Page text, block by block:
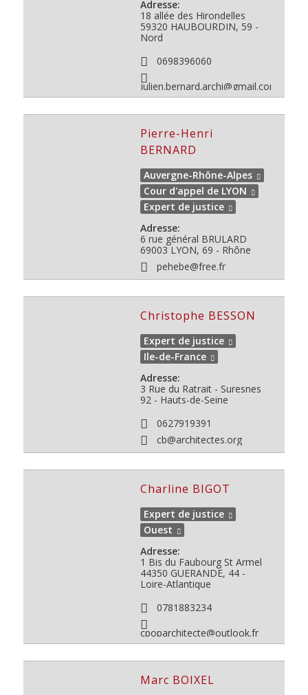
Adresse:
18 allée des Hirondelles
59320 HAUBOURDIN, 59 -
Nord
0698396060
julien.bernard.archi@gmail.com
Pierre-Henri
BERNARD
Auvergne-Rhône-Alpes
Cour d'appel de LYON
Expert de justice
Adresse:
6 rue général BRULARD
69003 LYON, 69 - Rhône
pehebe@free.fr
Christophe BESSON
Expert de justice
Ile-de-France
Adresse:
3 Rue du Ratrait - Suresnes
92 - Hauts-de-Seine
0627919391
cb@architectes.org
Charline BIGOT
Expert de justice
Ouest
Adresse:
1 Bis du Faubourg St Armel
44350 GUERANDE, 44 -
Loire-Atlantique
0781883234
cpoparchitecte@outlook.fr
Marc BOIXEL